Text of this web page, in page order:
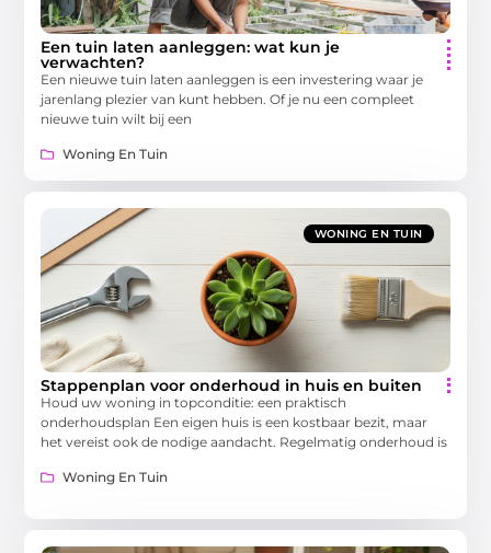
Een tuin laten aanleggen: wat kun je
verwachten?
Een nieuwe tuin laten aanleggen is een investering waar je
jarenlang plezier van kunt hebben. Of je nu een compleet
nieuwe tuin wilt bij een
Woning En Tuin
WONING EN TUIN
Stappenplan voor onderhoud in huis en buiten
Houd uw woning in topconditie: een praktisch
onderhoudsplan Een eigen huis is een kostbaar bezit, maar
het vereist ook de nodige aandacht. Regelmatig onderhoud is
Woning En Tuin